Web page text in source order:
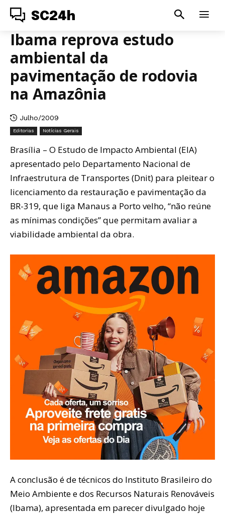
SC24h
Ibama reprova estudo
ambiental da
pavimentação de rodovia
na Amazônia
Julho/2009
Editorias Notícias Gerais
Brasília – O Estudo de Impacto Ambiental (EIA)
apresentado pelo Departamento Nacional de
Infraestrutura de Transportes (Dnit) para pleitear o
licenciamento da restauração e pavimentação da
BR-319, que liga Manaus a Porto velho, “não reúne
as mínimas condições” que permitam avaliar a
viabilidade ambiental da obra.
A conclusão é de técnicos do Instituto Brasileiro do
Meio Ambiente e dos Recursos Naturais Renováveis
(Ibama), apresentada em parecer divulgado hoje